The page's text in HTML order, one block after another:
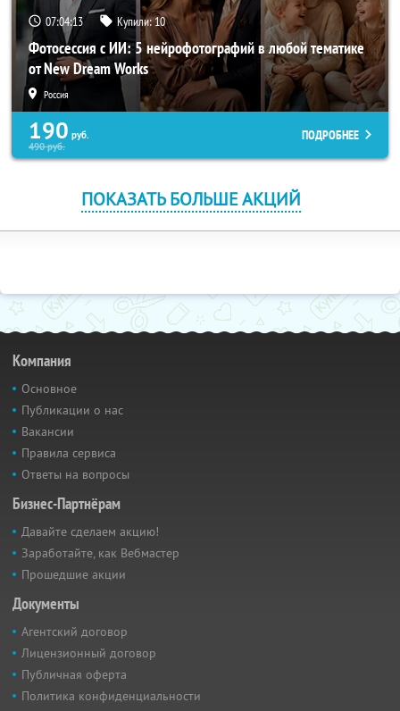
07:04:13 Купили:10
Фотосессия с ИИ: 5 нейрофотографий в любой тематике
от New Dream Works
Россия
190 руб.
490руб.
ПОДРОБНЕЕ
ПОКАЗАТЬ БОЛЬШЕ АКЦИЙ
Компания
Основное
Публикации о нас
Вакансии
Правила сервиса
Ответы на вопросы
Бизнес-Партнёрам
Давайте сделаем акцию!
Заработайте, как Вебмастер
Прошедшие акции
Документы
Агентский договор
Лицензионный договор
Публичная оферта
Политика конфиденциальности